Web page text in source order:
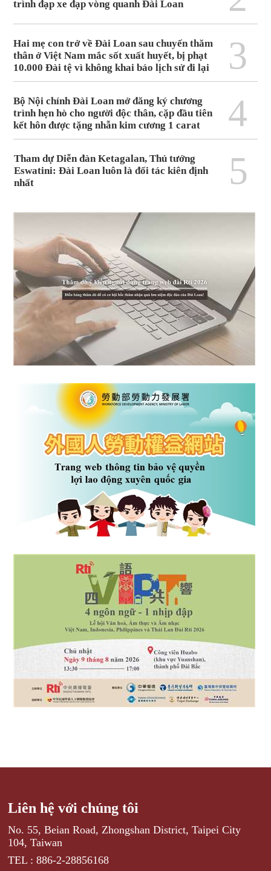
trình đạp xe đạp vòng quanh Đài Loan
Hai mẹ con trở về Đài Loan sau chuyến thăm
thân ở Việt Nam mắc sốt xuất huyết, bị phạt
10.000 Đài tệ vì không khai báo lịch sử đi lại
3
Bộ Nội chính Đài Loan mở đăng ký chương
trình hẹn hò cho người độc thân, cặp đầu tiên
kết hôn được tặng nhẫn kim cương 1 carat
4
Tham dự Diễn đàn Ketagalan, Thủ tướng
Eswatini: Đài Loan luôn là đối tác kiên định
nhất
5
Liên hệ với chúng tôi
No. 55, Beian Road, Zhongshan District, Taipei City
104, Taiwan
TEL : 886-2-28856168